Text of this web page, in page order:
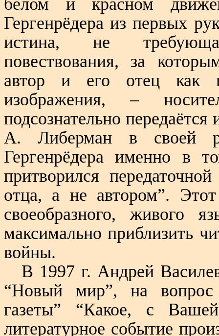
белом и красном
Гергенрёдера из первых
истина, не
повествования, за
автор и его отец как
изображения, –
подсознательно
А. Либерман в своей
Гергенрёдера именно в
притворился
отца, а не автором”.
своеобразного, живого
максимально приблизить
войны.
В 1997 г. Андрей
“Новый мир”, на вопрос
газеты” “Какое, с
литературное событие